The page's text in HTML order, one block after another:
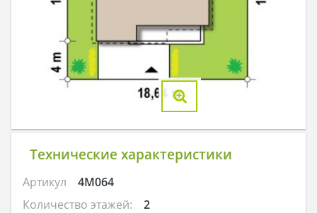
Технические характеристики
Артикул
4M064
Количество этажей:
2